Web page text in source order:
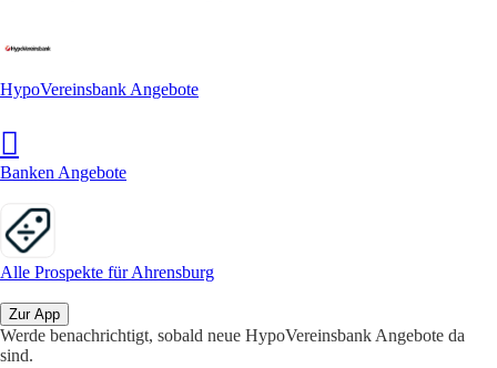
HypoVereinsbank Angebote
Banken Angebote
Alle Prospekte für Ahrensburg
Zur App
Werde benachrichtigt, sobald neue HypoVereinsbank Angebote da
sind.